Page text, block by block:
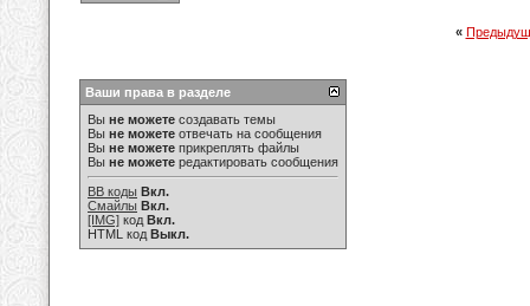
«
Ваши права в разделе
Вы не можете создавать темы
Вы не можете отвечать на сообщения
Вы не можете прикреплять файлы
Вы не можете редактировать сообщения
BB коды Вкл.
Смайлы Вкл.
[IMG] код Вкл.
HTML код Выкл.